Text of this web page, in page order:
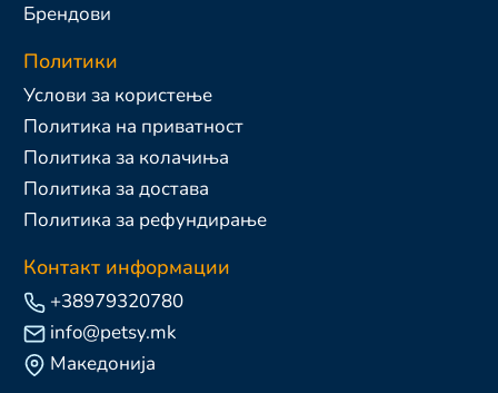
Брендови
Политики
Услови за користење
Политика на приватност
Политика за колачиња
Политика за достава
Политика за рефундирање
Контакт информации
+38979320780
info@petsy.mk
Македонија